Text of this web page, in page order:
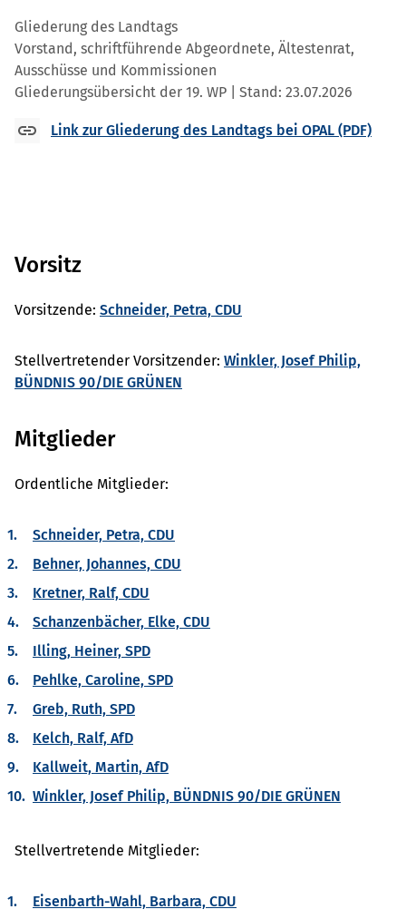
Gliederung des Landtags
Vorstand, schriftführende Abgeordnete, Ältestenrat,
Ausschüsse und Kommissionen
Gliederungsübersicht der 19. WP | Stand: 23.07.2026
Link zur Gliederung des Landtags bei OPAL (PDF)
Vorsitz
Vorsitzende: Schneider, Petra, CDU
Stellvertretender Vorsitzender: Winkler, Josef Philip,
BÜNDNIS 90/DIE GRÜNEN
Mitglieder
Ordentliche Mitglieder:
Schneider, Petra, CDU
Behner, Johannes, CDU
Kretner, Ralf, CDU
Schanzenbächer, Elke, CDU
Illing, Heiner, SPD
Pehlke, Caroline, SPD
Greb, Ruth, SPD
Kelch, Ralf, AfD
Kallweit, Martin, AfD
Winkler, Josef Philip, BÜNDNIS 90/DIE GRÜNEN
Stellvertretende Mitglieder:
Eisenbarth-Wahl, Barbara, CDU